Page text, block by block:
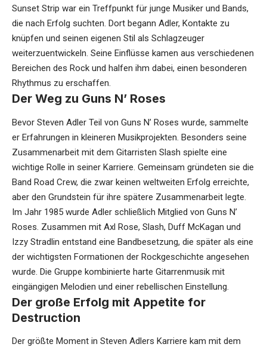
Sunset Strip war ein Treffpunkt für junge Musiker und Bands,
die nach Erfolg suchten. Dort begann Adler, Kontakte zu
knüpfen und seinen eigenen Stil als Schlagzeuger
weiterzuentwickeln. Seine Einflüsse kamen aus verschiedenen
Bereichen des Rock und halfen ihm dabei, einen besonderen
Rhythmus zu erschaffen.
Der Weg zu Guns N’ Roses
Bevor Steven Adler Teil von Guns N’ Roses wurde, sammelte
er Erfahrungen in kleineren Musikprojekten. Besonders seine
Zusammenarbeit mit dem Gitarristen Slash spielte eine
wichtige Rolle in seiner Karriere. Gemeinsam gründeten sie die
Band Road Crew, die zwar keinen weltweiten Erfolg erreichte,
aber den Grundstein für ihre spätere Zusammenarbeit legte.
Im Jahr 1985 wurde Adler schließlich Mitglied von Guns N’
Roses. Zusammen mit Axl Rose, Slash, Duff McKagan und
Izzy Stradlin entstand eine Bandbesetzung, die später als eine
der wichtigsten Formationen der Rockgeschichte angesehen
wurde. Die Gruppe kombinierte harte Gitarrenmusik mit
eingängigen Melodien und einer rebellischen Einstellung.
Der große Erfolg mit Appetite for
Destruction
Der größte Moment in Steven Adlers Karriere kam mit dem